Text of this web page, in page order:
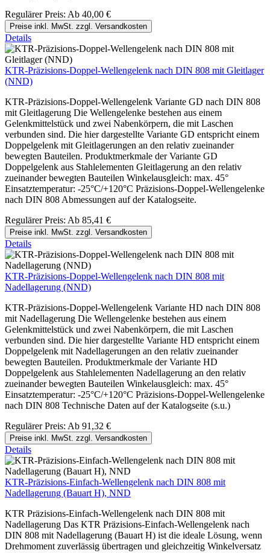
Regulärer Preis: Ab 40,00 €
Preise inkl. MwSt. zzgl. Versandkosten
Details
KTR-Präzisions-Doppel-Wellengelenk nach DIN 808 mit Gleitlager
(NND)
KTR-Präzisions-Doppel-Wellengelenk Variante GD nach DIN 808
mit Gleitlagerung Die Wellengelenke bestehen aus einem
Gelenkmittelstück und zwei Nabenkörpern, die mit Laschen
verbunden sind. Die hier dargestellte Variante GD entspricht einem
Doppelgelenk mit Gleitlagerungen an den relativ zueinander
bewegten Bauteilen. Produktmerkmale der Variante GD
Doppelgelenk aus Stahlelementen Gleitlagerung an den relativ
zueinander bewegten Bauteilen Winkelausgleich: max. 45°
Einsatztemperatur: -25°C/+120°C Präzisions-Doppel-Wellengelenke
nach DIN 808 Abmessungen auf der Katalogseite.
Regulärer Preis: Ab 85,41 €
Preise inkl. MwSt. zzgl. Versandkosten
Details
KTR-Präzisions-Doppel-Wellengelenk nach DIN 808 mit
Nadellagerung (NND)
KTR-Präzisions-Doppel-Wellengelenk Variante HD nach DIN 808
mit Nadellagerung Die Wellengelenke bestehen aus einem
Gelenkmittelstück und zwei Nabenkörpern, die mit Laschen
verbunden sind. Die hier dargestellte Variante HD entspricht einem
Doppelgelenk mit Nadellagerungen an den relativ zueinander
bewegten Bauteilen. Produktmerkmale der Variante HD
Doppelgelenk aus Stahlelementen Nadellagerung an den relativ
zueinander bewegten Bauteilen Winkelausgleich: max. 45°
Einsatztemperatur: -25°C/+120°C Präzisions-Doppel-Wellengelenke
nach DIN 808 Technische Daten auf der Katalogseite (s.u.)
Regulärer Preis: Ab 91,32 €
Preise inkl. MwSt. zzgl. Versandkosten
Details
KTR-Präzisions-Einfach-Wellengelenk nach DIN 808 mit
Nadellagerung (Bauart H), NND
KTR Präzisions-Einfach-Wellengelenk nach DIN 808 mit
Nadellagerung Das KTR Präzisions-Einfach-Wellengelenk nach
DIN 808 mit Nadellagerung (Bauart H) ist die ideale Lösung, wenn
Drehmoment zuverlässig übertragen und gleichzeitig Winkelversatz